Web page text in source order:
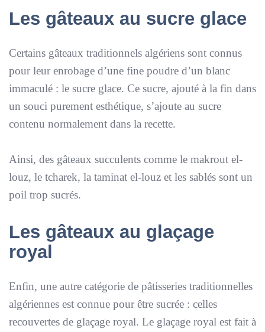
Les gâteaux au sucre glace
Certains gâteaux traditionnels algériens sont connus
pour leur enrobage d’une fine poudre d’un blanc
immaculé : le sucre glace. Ce sucre, ajouté à la fin dans
un souci purement esthétique, s’ajoute au sucre
contenu normalement dans la recette.
Ainsi, des gâteaux succulents comme le makrout el-
louz, le tcharek, la taminat el-louz et les sablés sont un
poil trop sucrés.
Les gâteaux au glaçage
royal
Enfin, une autre catégorie de pâtisseries traditionnelles
algériennes est connue pour être sucrée : celles
recouvertes de glaçage royal. Le glaçage royal est fait à